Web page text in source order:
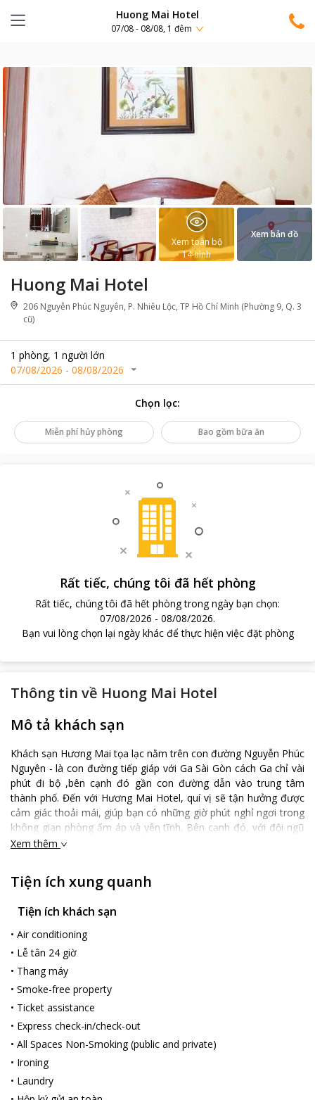
Huong Mai Hotel
07/08 - 08/08, 1 đêm
Huong Mai Hotel
206 Nguyễn Phúc Nguyên, P. Nhiêu Lộc, TP Hồ Chí Minh (Phường 9, Q. 3
cũ)
1 phòng, 1 người lớn
07/08/2026 - 08/08/2026
Xem toàn bộ
14hình
Xem bản đồ
Chọn lọc:
Miễn phí hủy phòng Bao gồm bữa ăn
Rất tiếc, chúng tôi đã hết phòng
Rất tiếc, chúng tôi đã hết phòng trong ngày bạn chọn:
07/08/2026 - 08/08/2026.
Bạn vui lòng chọn lại ngày khác để thực hiện việc đặt phòng
Thông tin về Huong Mai Hotel
Mô tả khách sạn
Khách sạn Hương Mai tọa lạc nằm trên con đường Nguyễn Phúc
Nguyên - là con đường tiếp giáp với Ga Sài Gòn cách Ga chỉ vài
phút đi bộ ,bên cạnh đó gần con đường dẫn vào trung tâm
thành phố. Đến với Hương Mai Hotel, quí vị sẽ tận hưởng được
cảm giác thoải mái, giúp bạn có những giờ phút nghỉ ngơi trong
không gian phòng ấm áp và yên tĩnh. Bên cạnh đó, với đội ngũ
nhân viên khách sạn mến khách và nhiều kinh nghiệm sẽ đem lại
Xem thêm
Tiện ích xung quanh
Tiện ích khách sạn
• Air conditioning
• Lễ tân 24 giờ
• Thang máy
• Smoke-free property
• Ticket assistance
• Express check-in/check-out
• All Spaces Non-Smoking (public and private)
• Ironing
• Laundry